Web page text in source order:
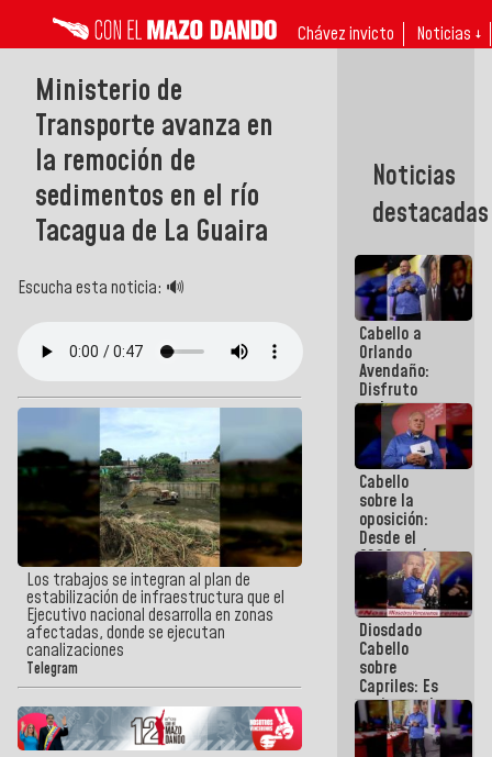
Chávez invicto Noticias ↓
Ministerio de
Transporte avanza en
la remoción de
sedimentos en el río
Tacagua de La Guaira
Escucha esta noticia: 🔊
Los trabajos se integran al plan de
estabilización de infraestructura que el
Ejecutivo nacional desarrolla en zonas
afectadas, donde se ejecutan
canalizaciones
Telegram
Noticias
destacadas
Cabello a
Orlando
Avendaño:
Disfruto
cada vez
que escribes
porque lo
que haces
es
embarrarla
Cabello
sobre la
oposición:
Desde el
2002 están
intentando
quemar el
país ante la
ausencia de
políticos
verdaderos
Diosdado
Cabello
sobre
Capriles: Es
un inmoral
de la
política